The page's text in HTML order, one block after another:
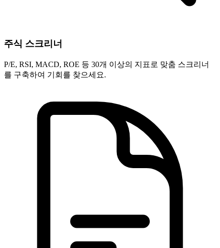
주식 스크리너
P/E, RSI, MACD, ROE 등 30개 이상의 지표로 맞춤 스크리너
를 구축하여 기회를 찾으세요.